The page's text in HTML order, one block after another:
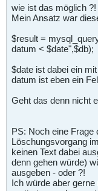
wie ist das möglich ?!
Mein Ansatz war
$result =
datum < $date",$db);
$date ist dabei ein
datum ist eben ein
Geht das denn nicht
PS: Noch eine Frage
Löschungsvorgang
keinen Text dabei
denn gehen würde)
ausgeben - oder ?!
Ich würde aber